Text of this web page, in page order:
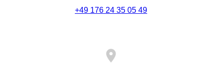
+49 176 24 35 05 49